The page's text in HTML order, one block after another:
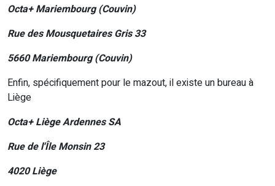
Octa+ Mariembourg (Couvin)
Rue des Mousquetaires Gris 33
5660 Mariembourg (Couvin)
Enfin, spécifiquement pour le mazout, il existe un bureau à
Liège
Octa+ Liège Ardennes SA
Rue de l'Île Monsin 23
4020 Liège